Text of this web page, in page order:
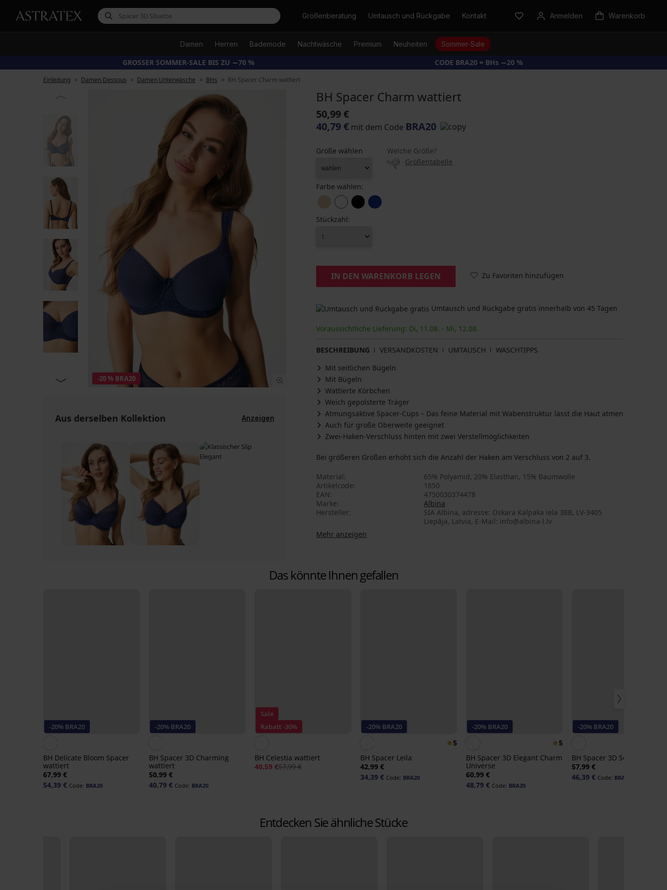
SucheGrößenberatung Umtausch und Rückgabe Kontakt Anmelden Warenkorb
Damen Herren Bademode Nachtwäsche Premium Neuheiten Sommer-Sale
GROSSER SOMMER-SALE BIS ZU −70 % CODE BRA20 = BHs −20 %
Einleitung Damen Dessous Damen Unterwäsche BHs BH Spacer Charm wattiert
-20 % BRA20
Aus derselben Kollektion Anzeigen
BH Spacer Charm wattiert
50,99 €
40,79 € mit dem Code BRA20
Größe wählen
Welche Größe?
Größentabelle
Farbe wählen:
Stückzahl:
IN DEN WARENKORB LEGEN Zu Favoriten hinzufügen
Umtausch und Rückgabe gratis innerhalb von 45 Tagen
Voraussichtliche Lieferung: Di, 11.08. - Mi, 12.08.
BESCHREIBUNG VERSANDKOSTEN UMTAUSCH
WASCHTIPPS
Mit seitlichen Bügeln
Mit Bügeln
Wattierte Körbchen
Weich gepolsterte Träger
Atmungsaktive Spacer-Cups – Das feine Material mit Wabenstruktur lässt die Haut atmen
Auch für große Oberweite geeignet
Zwei-Haken-Verschluss hinten mit zwei Verstellmöglichkeiten
Bei größeren Größen erhöht sich die Anzahl der Haken am Verschluss von 2 auf 3.
Material
65% Polyamid, 20% Elasthan, 15% Baumwolle
Artikelcode
1850
EAN
4750030374478
Marke
Albina
Hersteller
SIA Albina, adresse: Oskara Kalpaka iela 38B, LV-3405
Liepāja, Latvia, E-Mail: info@albina-l.lv
Mehr anzeigen
Das könnte Ihnen gefallen
-20% BRA20
BH Delicate Bloom Spacer
wattiert
67,99 €
54,39 € Code: BRA20
-20% BRA20
BH Spacer 3D Charming
wattiert
50,99 €
40,79 € Code: BRA20
Sale
Rabatt -30%
BH Celestia wattiert
40,59 €57,99 €
-20% BRA20
5
BH Spacer Leila
42,99 €
34,39 € Code: BRA20
-20% BRA20
5
BH Spacer 3D Elegant Charm
Universe
60,99 €
48,79 € Code: BRA20
-20% BRA20
BH Spacer 3D Sensual
57,99 €
46,39 € Code: BRA20
Entdecken Sie ähnliche Stücke